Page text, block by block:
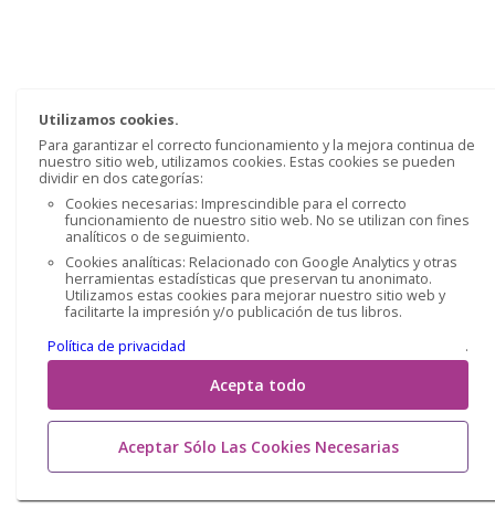
Utilizamos cookies.
Para garantizar el correcto funcionamiento y la mejora continua de
nuestro sitio web, utilizamos cookies. Estas cookies se pueden
dividir en dos categorías:
Cookies necesarias: Imprescindible para el correcto
funcionamiento de nuestro sitio web. No se utilizan con fines
analíticos o de seguimiento.
Cookies analíticas: Relacionado con Google Analytics y otras
herramientas estadísticas que preservan tu anonimato.
Utilizamos estas cookies para mejorar nuestro sitio web y
facilitarte la impresión y/o publicación de tus libros.
Política de privacidad
.
Acepta todo
Aceptar Sólo Las Cookies Necesarias